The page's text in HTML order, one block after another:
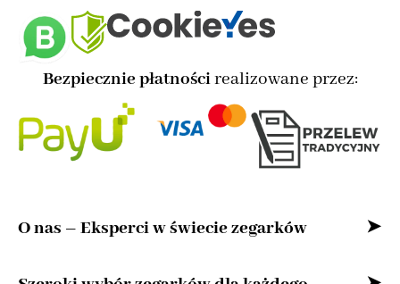
Bezpiecznie płatnościrealizowane przez:
O nas – Eksperci w świecie zegarków